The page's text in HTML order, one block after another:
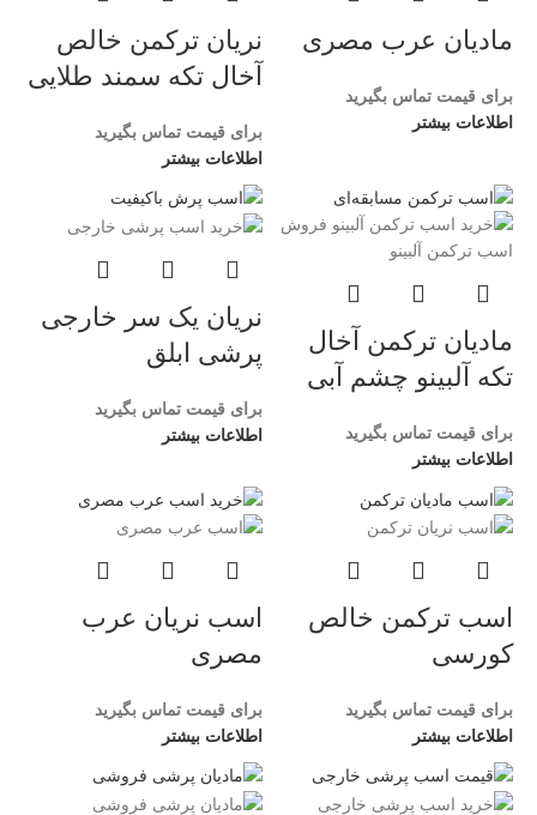
مادیان عرب مصری
برای قیمت تماس بگیرید
اطلاعات بیشتر
نریان ترکمن خالص
آخال تکه سمند طلایی
برای قیمت تماس بگیرید
اطلاعات بیشتر
مادیان ترکمن آخال
تکه آلبینو چشم آبی
برای قیمت تماس بگیرید
اطلاعات بیشتر
نریان یک سر خارجی
پرشی ابلق
برای قیمت تماس بگیرید
اطلاعات بیشتر
اسب ترکمن خالص
کورسی
برای قیمت تماس بگیرید
اطلاعات بیشتر
اسب نریان عرب
مصری
برای قیمت تماس بگیرید
اطلاعات بیشتر